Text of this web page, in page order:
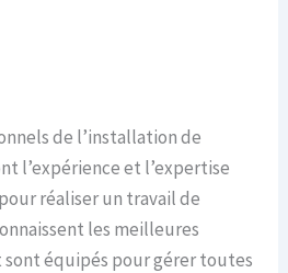
de l’installation de
l’expérience et l’expertise
réaliser un travail de
les meilleures
équipés pour gérer toutes